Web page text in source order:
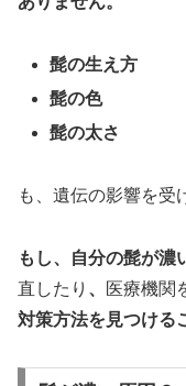
髭の生え方
髭の色
髭の太さ
も、遺伝の影響を受
もし、自分の髭が濃
直したり 、 医療機関
対策方法を見つける